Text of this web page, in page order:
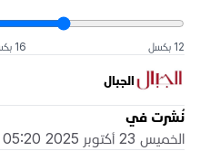
12 بكسل 16 بكسل
الجبال
نُشرت في
الخميس 23 أكتوبر 2025 05:20 م